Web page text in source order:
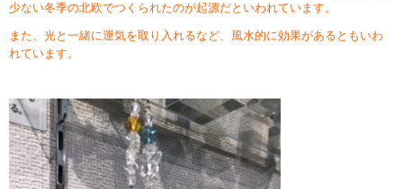
少ない冬季の北欧でつくられたのが起源だといわれています。
また、光と一緒に運気を取り入れるなど、風水的に効果があるともいわ
れています。